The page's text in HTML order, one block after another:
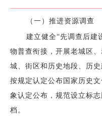
（一）推进资源调查
建立健全“先调查后建
物普查衔接，开展老城区
城、街区和历史地段、历
按规定认定公布国家历史
象认定公布，规范设立标
档。